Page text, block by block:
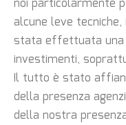
noi particolarmente
alcune leve
stata effettuata una
investimenti,
Il tutto è stato
della presenza
della nostra